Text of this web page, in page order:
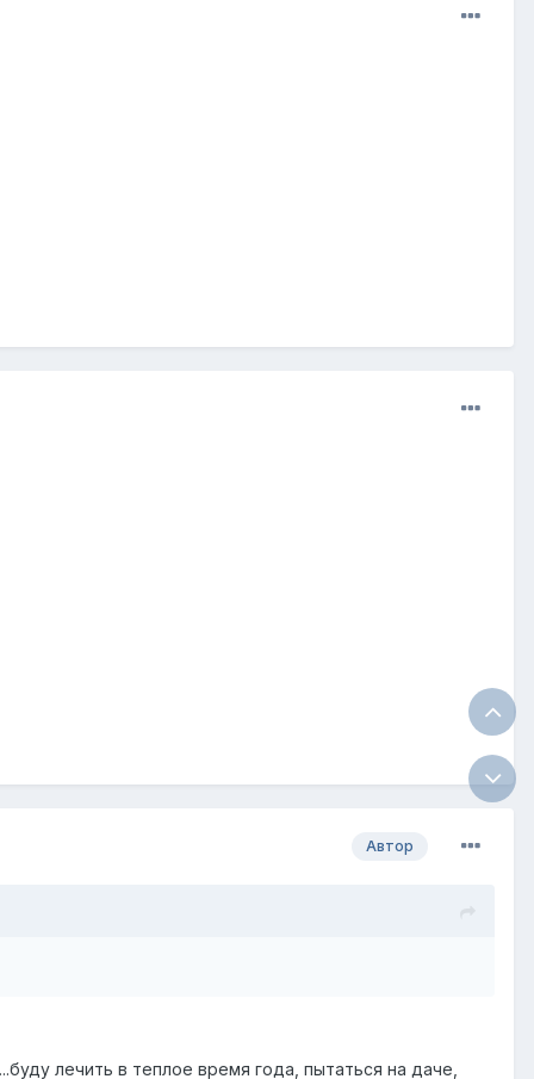
Автор
лечить в теплое время года, пытаться на даче,